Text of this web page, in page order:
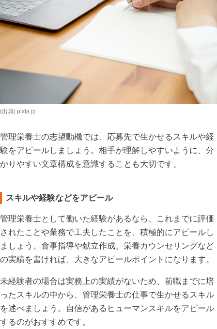
(出典) pixta.jp
管理栄養士の志望動機では、応募先で生かせるスキルや経
験をアピールしましょう。相手が理解しやすいように、分
かりやすい文章構成を意識することも大切です。
スキルや経験などをアピール
管理栄養士として働いた経験があるなら、これまでに評価
されたことや業務で工夫したことを、積極的にアピールし
ましょう。食事指導や献立作成、栄養カウンセリングなど
の実績を書ければ、大きなアピールポイントになります。
未経験者の場合は実務上の実績がないため、前職までに培
ったスキルの中から、管理栄養士の仕事で生かせるスキル
を述べましょう。自信があるヒューマンスキルをアピール
するのがおすすめです。